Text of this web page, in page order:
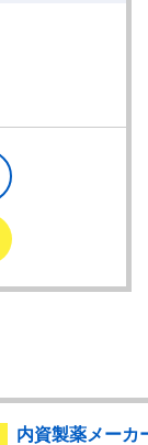
内資製薬メーカ